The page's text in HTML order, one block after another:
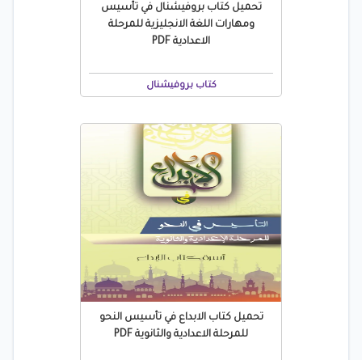
تحميل كتاب بروفيشنال في تأسيس
ومهارات اللغة الانجليزية للمرحلة
الاعدادية PDF
كتاب بروفيشنال
تحميل كتاب الابداع في تأسيس النحو
للمرحلة الاعدادية والثانوية PDF